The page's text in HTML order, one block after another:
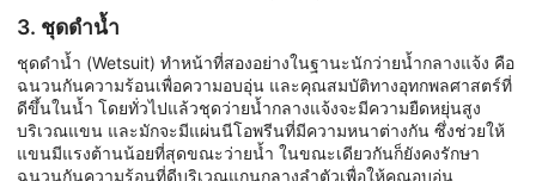
3. ชุดดำน้ำ
ชุดดำน้ำ (Wetsuit) ทำหน้าที่สองอย่างในฐานะนักว่ายน้ำกลางแจ้ง คือ
ฉนวนกันความร้อนเพื่อความอบอุ่น และคุณสมบัติทางอุทกพลศาสตร์ที่
ดีขึ้นในน้ำ โดยทั่วไปแล้วชุดว่ายน้ำกลางแจ้งจะมีความยืดหยุ่นสูง
บริเวณแขน และมักจะมีแผ่นนีโอพรีนที่มีความหนาต่างกัน ซึ่งช่วยให้
แขนมีแรงต้านน้อยที่สุดขณะว่ายน้ำ ในขณะเดียวกันก็ยังคงรักษา
ฉนวนกันความร้อนที่ดีบริเวณแกนกลางลำตัวเพื่อให้คุณอบอุ่น